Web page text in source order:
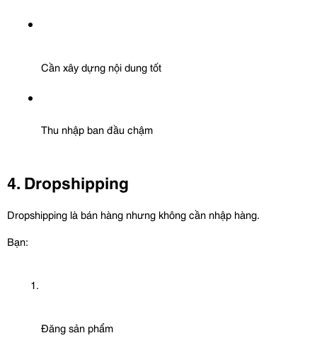
Cần xây dựng nội dung tốt
Thu nhập ban đầu chậm
4. Dropshipping
Dropshipping là bán hàng nhưng không cần nhập hàng.
Bạn:
Đăng sản phẩm